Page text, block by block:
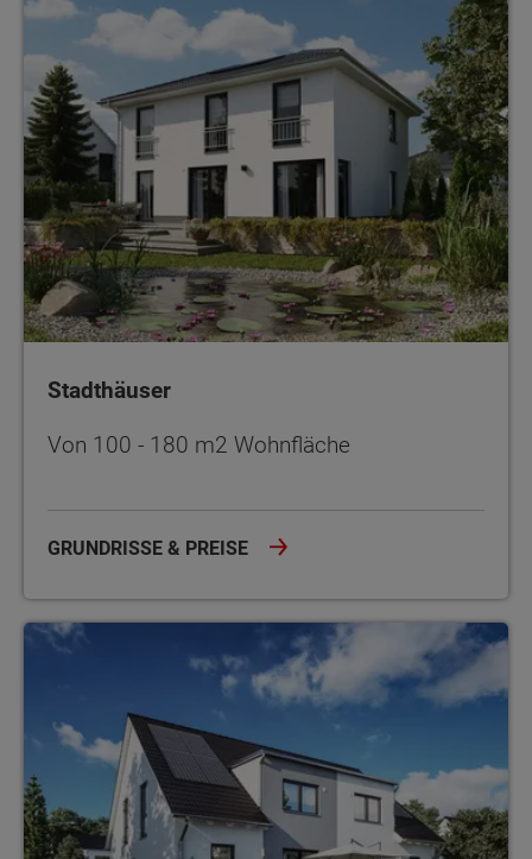
Stadthäuser
Von 100 - 180 m2 Wohnfläche
GRUNDRISSE & PREISE
Doppel- und Reihenhäuser